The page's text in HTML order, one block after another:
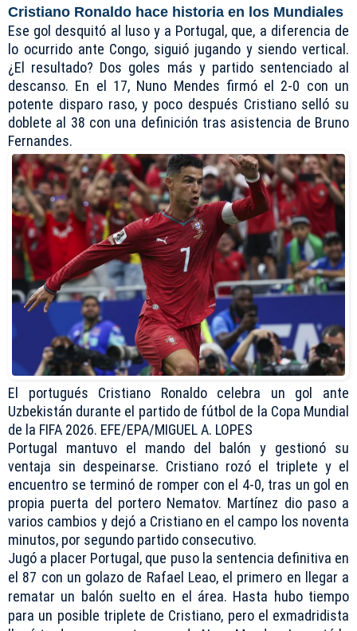
Cristiano Ronaldo hace historia en los Mundiales
Ese gol desquitó al luso y a Portugal, que, a diferencia de
lo ocurrido ante Congo, siguió jugando y siendo vertical.
¿El resultado? Dos goles más y partido sentenciado al
descanso. En el 17, Nuno Mendes firmó el 2-0 con un
potente disparo raso, y poco después Cristiano selló su
doblete al 38 con una definición tras asistencia de Bruno
Fernandes.
El portugués Cristiano Ronaldo celebra un gol ante
Uzbekistán durante el partido de fútbol de la Copa Mundial
de la FIFA 2026. EFE/EPA/MIGUEL A. LOPES
Portugal mantuvo el mando del balón y gestionó su
ventaja sin despeinarse. Cristiano rozó el triplete y el
encuentro se terminó de romper con el 4-0, tras un gol en
propia puerta del portero Nematov. Martínez dio paso a
varios cambios y dejó a Cristiano en el campo los noventa
minutos, por segundo partido consecutivo.
Jugó a placer Portugal, que puso la sentencia definitiva en
el 87 con un golazo de Rafael Leao, el primero en llegar a
rematar un balón suelto en el área. Hasta hubo tiempo
para un posible triplete de Cristiano, pero el exmadridista